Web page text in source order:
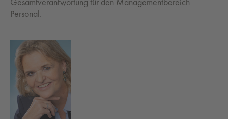
Personal.